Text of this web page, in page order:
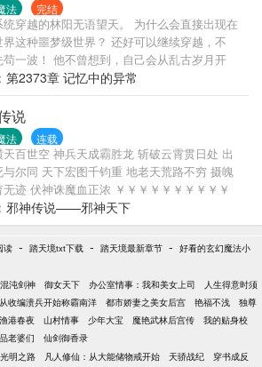
法 完结
统穿越的林阳无语望天。 为什么会直接出现在
界这种噩梦级世界？ 还好可以继续穿越，不
苟一波！ 他不曾想到，自己会从乱古岁月开
古史，自化禁区，历经无尽岁月，活到后荒
，甚至更加久远。 …… 完美世界、一世之尊、
龙、斗破苍穹、诡秘之主、灭运图录、飞升
武道宗师、莽荒纪、吞噬星空…… …… 迎各位
出意见。
第2373章 记忆中的异常
说
法 连载
天百世空 神兵天成霸胜龙 斩破云霄贯日处 出
与尔同 天下宏图千钧重 地老天荒路不穷 摄魄
迹 伏神诛魔血正浓 ￥￥￥￥￥￥￥￥￥￥
藏头诗，看看兄弟们能不能找出这首诗的奥
！ 另外，望大家多多支持老云，多砸老云，谢
！
邪神传说——邪神天下
读 - 踏天境txt下载 - 踏天境最新章节 - 好看的玄幻魔法小
混沌剑神 御女天下 办公室情事：我和美女上司
人生得意时须
收编溃兵开始称霸南洋 都市娇妻之美女后宫 艳福不浅
独尊
渔港春夜 山村情事 少年大宝 魔艳武林后宫传
我的贴身校
老婆们 仙剑御香录
光明之路 凡人修仙：从大能储物戒开始 天骄战纪
穿书成反